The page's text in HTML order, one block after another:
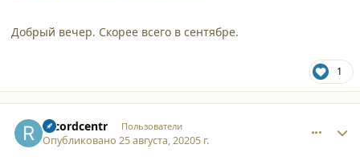
Добрый вечер. Скорее всего в сентябре.
1
recordcentr Пользователи
Опубликовано25 августа, 20205 г.